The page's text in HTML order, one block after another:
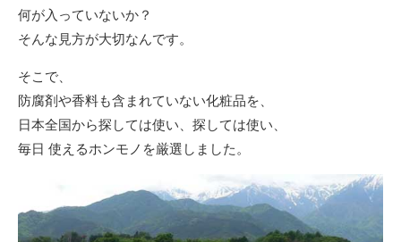
何が入っていないか？
そんな見方が大切なんです。
そこで、
防腐剤や香料も含まれていない化粧品を、
日本全国から探しては使い、探しては使い、
毎日 使えるホンモノを厳選しました。